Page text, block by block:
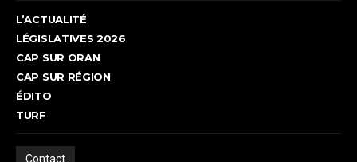
L’ACTUALITÉ
LÉGISLATIVES 2026
CAP SUR ORAN
CAP SUR RÉGION
ÉDITO
TURF
Contact